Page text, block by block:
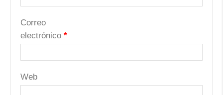
Correo
electrónico *
Web